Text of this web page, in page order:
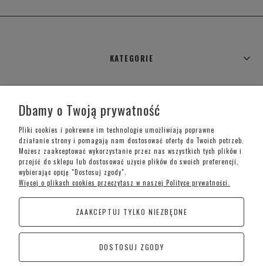
KATEGORIE
MOJE KONTO
INFORMACJE O SKLEPIE
Telefon kontaktowy –+48 697 733 970
Poniedziałek-Piątek: 09:00 - 19:00,
Sobota: 09:00-15:00
CoraSchody – Schody | Poręcze i Balustrady
Dbamy o Twoją prywatność
Pliki cookies i pokrewne im technologie umożliwiają poprawne
działanie strony i pomagają nam dostosować ofertę do Twoich potrzeb.
Możesz zaakceptować wykorzystanie przez nas wszystkich tych plików i
przejść do sklepu lub dostosować użycie plików do swoich preferencji,
wybierając opcję "Dostosuj zgody".
Więcej o plikach cookies przeczytasz w naszej Polityce prywatności.
ZAAKCEPTUJ TYLKO NIEZBĘDNE
DOSTOSUJ ZGODY